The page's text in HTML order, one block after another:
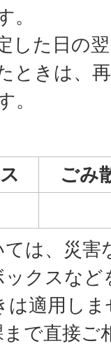
。
した日の
ときは、
。
ごみ
は、災害
クスな
は適用し
で直接ご